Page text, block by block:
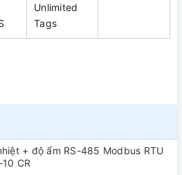
Unlimited
Tags
+ độ ẩm RS-485 Modbus RTU
CR